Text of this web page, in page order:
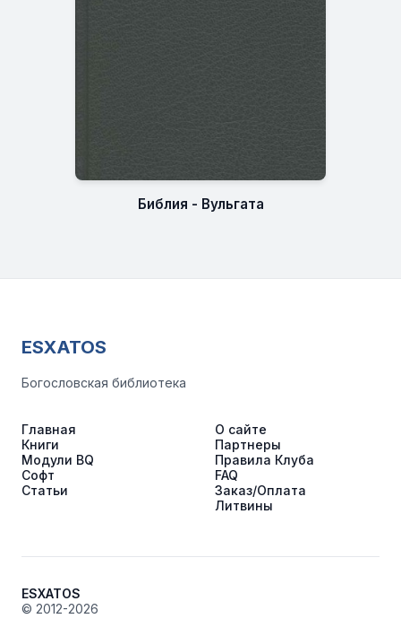
Библия - Вульгата
ESXATOS
Богословская библиотека
Главная
Книги
Модули BQ
Софт
Статьи
О сайте
Партнеры
Правила Клуба
FAQ
Заказ/Оплата
Литвины
ESXATOS
© 2012-2026